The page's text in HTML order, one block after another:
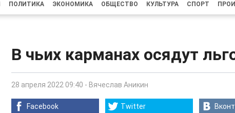
ПОЛИТИКА ЭКОНОМИКА ОБЩЕСТВО КУЛЬТУРА СПОРТ
В чьих карманах осядут
28 апреля 2022 09:40 - Вячеслав Аникин
Facebook Twitter